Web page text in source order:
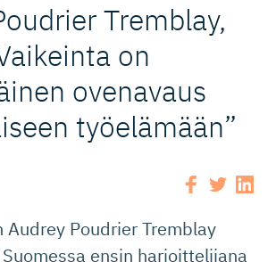
Tremblay,
on
ovenavaus
työelämään”
Audrey Poudrier Tremblay
ensin harjoittelijana